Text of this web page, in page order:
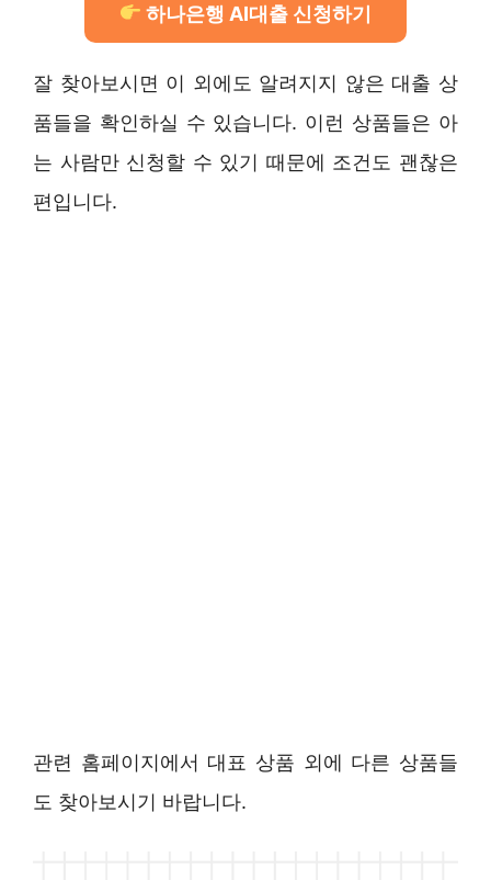
하나은행 AI대출 신청하기
잘 찾아보시면 이 외에도 알려지지 않은 대출 상
품들을 확인하실 수 있습니다. 이런 상품들은 아
는 사람만 신청할 수 있기 때문에 조건도 괜찮은
편입니다.
관련 홈페이지에서 대표 상품 외에 다른 상품들
도 찾아보시기 바랍니다.